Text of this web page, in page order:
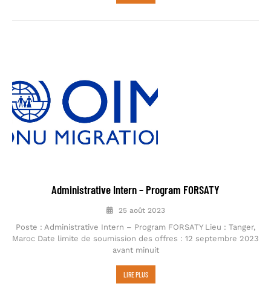
Administrative Intern – Program FORSATY
25 août 2023
Poste : Administrative Intern – Program FORSATY Lieu : Tanger,
Maroc Date limite de soumission des offres : 12 septembre 2023
avant minuit
LIRE PLUS